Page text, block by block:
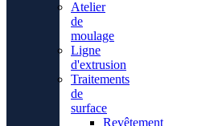
Atelier
de
moulage
Ligne
d'extrusion
Traitements
de
surface
Revêtement